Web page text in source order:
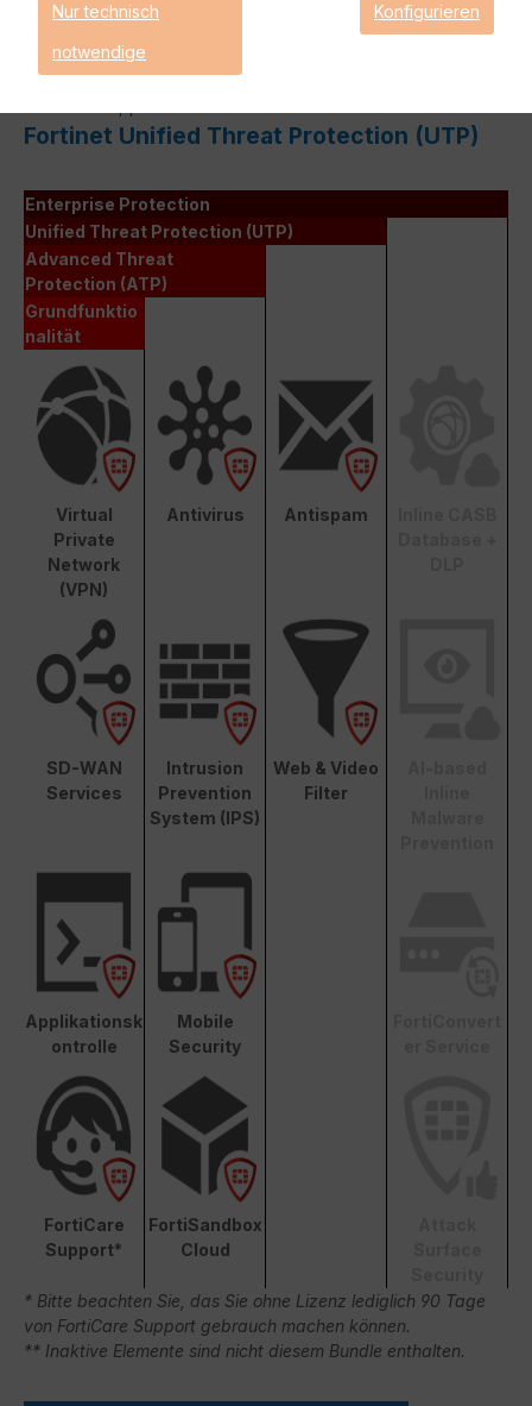
Das Fortinet UTP Protection Lizenzbundle liefert eine
vollumfängliche Netzwerksicherheit für Ihre IT-Infrastruktur.
Bestandteile dieses Bundles sind neben der Fortinet
Fortinet Unified Threat Protection (UTP)
Enterprise Protection
Unified Threat Protection (UTP)
Advanced Threat
Protection (ATP)
Grundfunktio
nalität
Virtual
Private
Network
(VPN)
Antivirus Antispam
SD-WAN
Services
Intrusion
Prevention
System (IPS)
Web & Video
Filter
Applikationsk
ontrolle
Mobile
Security
FortiCare
Support*
FortiSandbox
Cloud
* Bitte beachten Sie, das Sie ohne Lizenz lediglich 90 Tage
von FortiCare Support gebrauch machen können.
** Inaktive Elemente sind nicht diesem Bundle enthalten.
Nur technisch
notwendige
Konfigurieren